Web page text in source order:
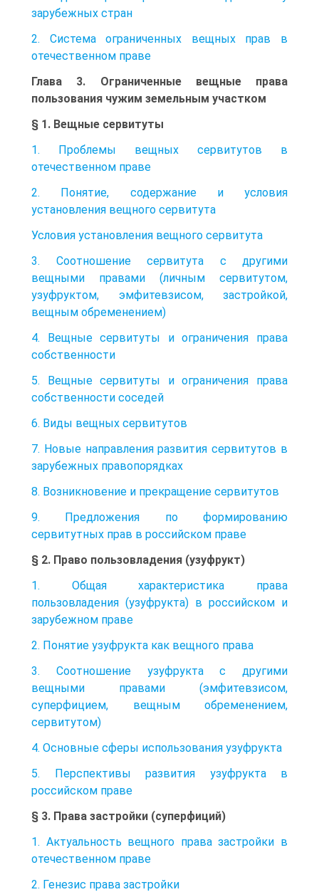
зарубежных стран
2. Система ограниченных вещных прав в
отечественном праве
Глава 3. Ограниченные вещные права
пользования чужим земельным участком
§ 1. Вещные сервитуты
1. Проблемы вещных сервитутов в
отечественном праве
2. Понятие, содержание и условия
установления вещного сервитута
Условия установления вещного сервитута
3. Соотношение сервитута с другими
вещными правами (личным сервитутом,
узуфруктом, эмфитевзисом, застройкой,
вещным обременением)
4. Вещные сервитуты и ограничения права
собственности
5. Вещные сервитуты и ограничения права
собственности соседей
6. Виды вещных сервитутов
7. Новые направления развития сервитутов в
зарубежных правопорядках
8. Возникновение и прекращение сервитутов
9. Предложения по формированию
сервитутных прав в российском праве
§ 2. Право пользовладения (узуфрукт)
1. Общая характеристика права
пользовладения (узуфрукта) в российском и
зарубежном праве
2. Понятие узуфрукта как вещного права
3. Соотношение узуфрукта с другими
вещными правами (эмфитевзисом,
суперфицием, вещным обременением,
сервитутом)
4. Основные сферы использования узуфрукта
5. Перспективы развития узуфрукта в
российском праве
§ 3. Права застройки (суперфиций)
1. Актуальность вещного права застройки в
отечественном праве
2. Генезис права застройки